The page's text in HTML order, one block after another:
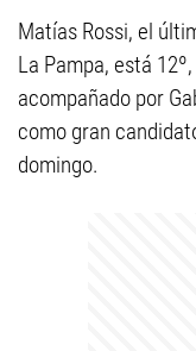
Matías Rossi, el
La Pampa, está
acompañado por
como gran
domingo.